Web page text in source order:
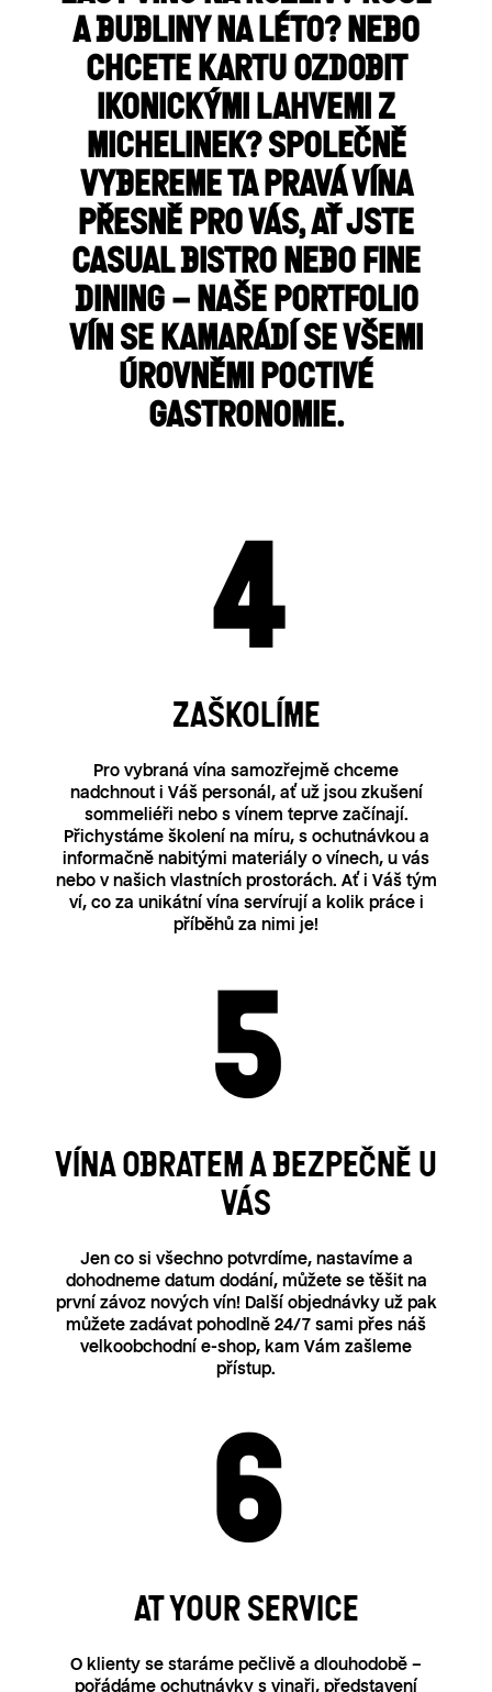
ZAŠKOLÍME
Pro vybraná vína samozřejmě chceme
nadchnout i Váš personál, ať už jsou zkušení
sommeliéři nebo s vínem teprve začínají.
Přichystáme školení na míru, s ochutnávkou a
informačně nabitými materiály o vínech, u vás
nebo v našich vlastních prostorách. Ať i Váš tým
ví, co za unikátní vína servírují a kolik práce i
příběhů za nimi je!
VÍNA OBRATEM A BEZPEČNĚ U
VÁS
Jen co si všechno potvrdíme, nastavíme a
dohodneme datum dodání, můžete se těšit na
první závoz nových vín! Další objednávky už pak
můžete zadávat pohodlně 24/7 sami přes náš
velkoobchodní e-shop, kam Vám zašleme
přístup.
AT YOUR SERVICE
O klienty se staráme pečlivě a dlouhodobě –
pořádáme ochutnávky s vinaři, představení
A BUBLINY NA LÉTO? NEBO
CHCETE KARTU OZDOBIT
IKONICKÝMI LAHVEMI Z
MICHELINEK? SPOLEČNĚ
VYBEREME TA PRAVÁ VÍNA
PŘESNĚ PRO VÁS, AŤ JSTE
CASUAL BISTRO NEBO FINE
DINING – NAŠE PORTFOLIO
VÍN SE KAMARÁDÍ SE VŠEMI
ÚROVNĚMI POCTIVÉ
GASTRONOMIE.